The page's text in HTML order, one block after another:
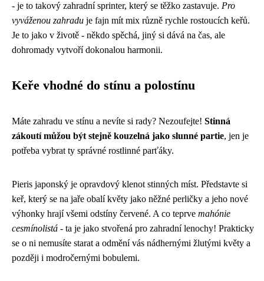
- je to takový zahradní sprinter, který se těžko zastavuje. Pro
vyváženou zahradu je fajn mít mix různě rychle rostoucích keřů.
Je to jako v životě - někdo spěchá, jiný si dává na čas, ale
dohromady vytvoří dokonalou harmonii.
Keře vhodné do stínu a polostínu
Máte zahradu ve stínu a nevíte si rady? Nezoufejte! Stinná
zákoutí můžou být stejně kouzelná jako slunné partie, jen je
potřeba vybrat ty správné rostlinné parťáky.
Pieris japonský je opravdový klenot stinných míst. Představte si
keř, který se na jaře obalí květy jako něžné perličky a jeho nové
výhonky hrají všemi odstíny červené. A co teprve mahónie
cesmínolistá - ta je jako stvořená pro zahradní lenochy! Prakticky
se o ni nemusíte starat a odmění vás nádhernými žlutými květy a
později i modročernými bobulemi.